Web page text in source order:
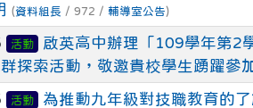
(資料組長 / 972 / 輔導室公告)
活動
啟英高中辦理「109學年第2
探索活動，敬邀貴校學生踴躍參
活動 為推動九年級對技職教育的